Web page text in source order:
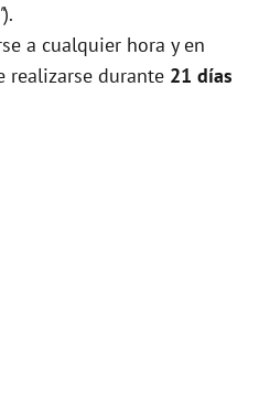
).
a cualquier hora y en
realizarse durante 21 días